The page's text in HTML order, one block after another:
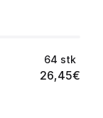
64 stk
26,45€